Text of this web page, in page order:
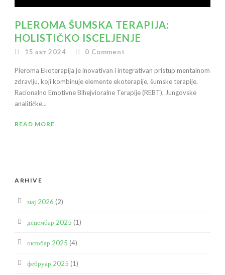
PLEROMA ŠUMSKA TERAPIJA:
HOLISTIČKO ISCELJENJE
15 окт 2024 0 Comment
Pleroma Ekoterapija je inovativan i integrativan pristup mentalnom
zdravlju, koji kombinuje elemente ekoterapije, šumske terapije,
Racionalno Emotivne Bihejvioralne Terapije (REBT), Jungovske
analitičke...
READ MORE
ARHIVE
мај 2026 (2)
децембар 2025 (1)
октобар 2025 (4)
фебруар 2025 (1)